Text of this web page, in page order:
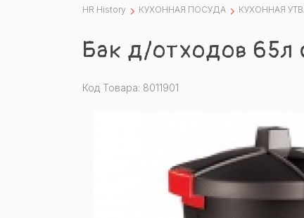
HR History КУХОННАЯ ПОСУДА КУХОННАЯ
Бак д/отходов
Код Товара: 8011901